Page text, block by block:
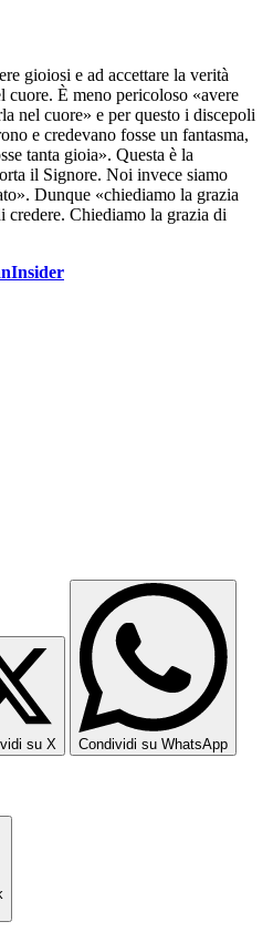
gioiosi e ad accettare la verità
cuore. È meno pericoloso «avere
nel cuore» e per questo i discepoli
e credevano fosse un fantasma,
tanta gioia». Questa è la
il Signore. Noi invece siamo
Dunque «chiediamo la grazia
credere. Chiediamo la grazia di
su X Condividi su WhatsApp